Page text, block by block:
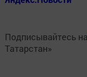
Подписывайтесь на
Татарстан»